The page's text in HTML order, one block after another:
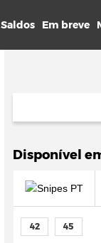
Saldos Em breve
Disponível
42 45